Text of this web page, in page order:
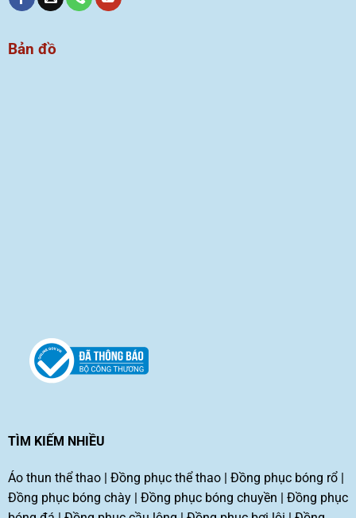
Bản đồ
TÌM KIẾM NHIỀU
Áo thun thể thao| Đồng phục thể thao| Đồng phục bóng rổ|
Đồng phục bóng chày| Đồng phục bóng chuyền | Đồng phục